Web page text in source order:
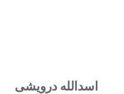
اسدالله درویشی